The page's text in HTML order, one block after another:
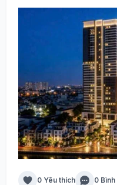
0 Yêu thích 0 Bình